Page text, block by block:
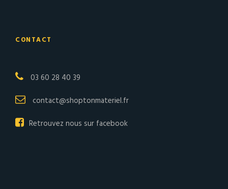
CONTACT
03 60 28 40 39
contact@shoptonmateriel.fr
Retrouvez nous sur facebook